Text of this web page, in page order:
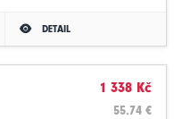
DETAIL
1 338 Kč
55.74 €